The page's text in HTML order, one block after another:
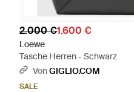
2.000 €1.600 €
Loewe
Tasche Herren - Schwarz
VonGIGLIO.COM
SALE